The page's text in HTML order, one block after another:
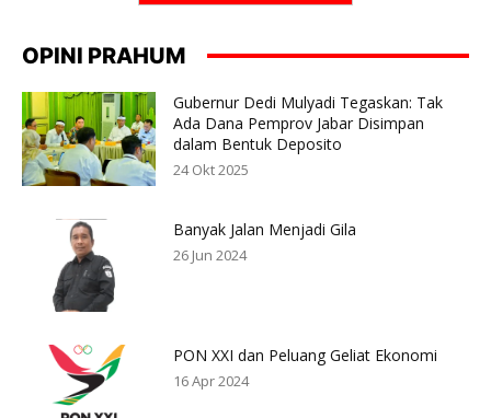
OPINI PRAHUM
Gubernur Dedi Mulyadi Tegaskan: Tak
Ada Dana Pemprov Jabar Disimpan
dalam Bentuk Deposito
24 Okt 2025
Banyak Jalan Menjadi Gila
26 Jun 2024
PON XXI dan Peluang Geliat Ekonomi
16 Apr 2024